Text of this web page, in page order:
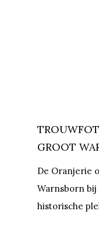
GROOT
De Oranjerie
Warnsborn
historische